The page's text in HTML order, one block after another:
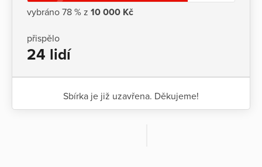
vybráno 78 % z 10 000 Kč
přispělo
24 lidí
Sbírka je již uzavřena. Děkujeme!